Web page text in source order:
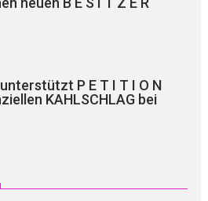
P E T I T I O N
KAHLSCHLAG bei